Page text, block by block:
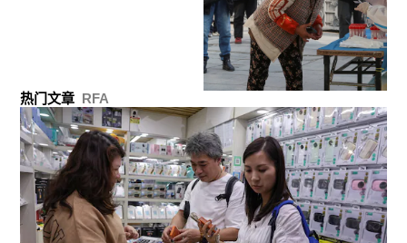
热门文章 RFA